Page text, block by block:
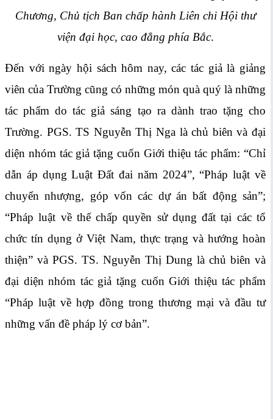
Chương, Chủ tịch Ban chấp hành Liên chi Hội thư
viện đại học, cao đẳng phía Bắc.
Đến với ngày hội sách hôm nay, các tác giả là giảng
viên của Trường cũng có những món quà quý là những
tác phẩm do tác giả sáng tạo ra dành trao tặng cho
Trường. PGS. TS Nguyễn Thị Nga là chủ biên và đại
diện nhóm tác giả tặng cuốn Giới thiệu tác phẩm: “Chỉ
dẫn áp dụng Luật Đất đai năm 2024”, “Pháp luật về
chuyển nhượng, góp vốn các dự án bất động sản”;
“Pháp luật về thế chấp quyền sử dụng đất tại các tổ
chức tín dụng ở Việt Nam, thực trạng và hướng hoàn
thiện” và PGS. TS. Nguyễn Thị Dung là chủ biên và
đại diện nhóm tác giả tặng cuốn Giới thiệu tác phẩm
“Pháp luật về hợp đồng trong thương mại và đầu tư
những vấn đề pháp lý cơ bản”.